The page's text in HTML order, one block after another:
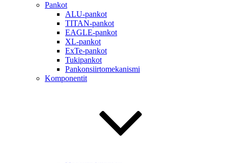
Pankot
ALU-pankot
TITAN-pankot
EAGLE-pankot
XL-pankot
ExTe-pankot
Tukipankot
Pankonsiirtomekanismi
Komponentit